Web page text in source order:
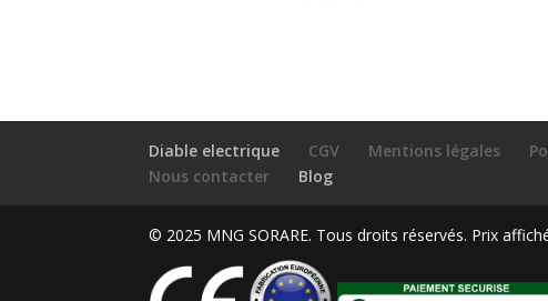
Diable electrique CGV Mentions légales
Nous contacter
Blog
© 2025 MNG SORARE. Tous droits réservés. Prix